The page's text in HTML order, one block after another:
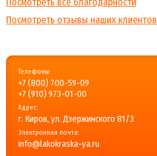
Посмотреть отзывы наших клиентов
Телефоны:
+7 (800) 700-59-09
+7 (910) 973-01-00
Адрес:
г. Киров, ул. Дзержинского 81/3
Электронная почта:
info@lakokraska-ya.ru